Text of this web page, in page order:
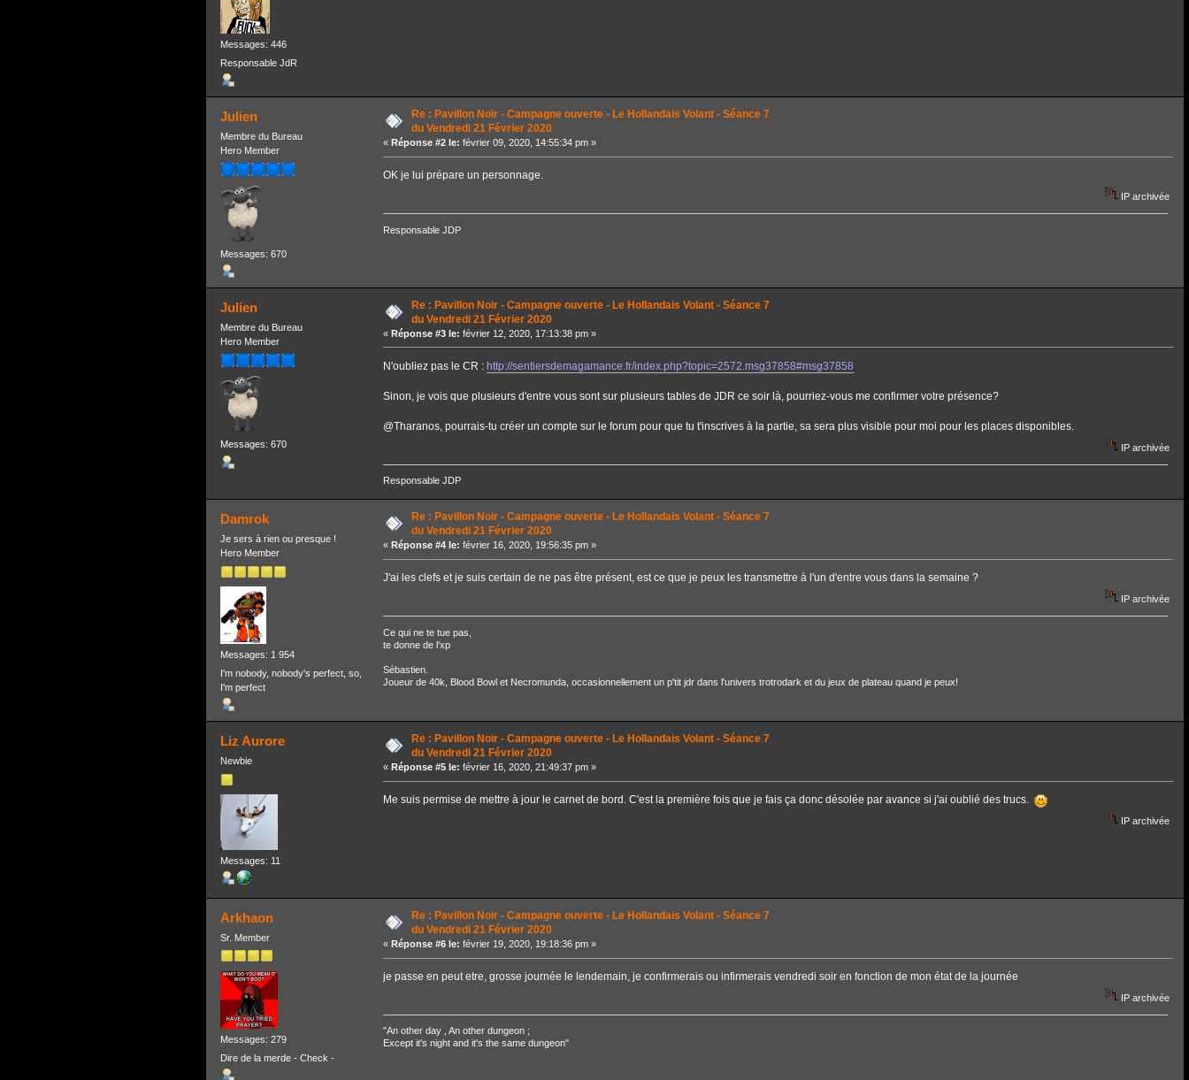
Messages: 446
Responsable JdR
Julien
Membre du Bureau
Hero Member
Messages: 670
Re : Pavillon Noir - Campagne ouverte - Le Hollandais Volant - Séance 7
du Vendredi 21 Février 2020
« Réponse #2 le: février 09, 2020, 14:55:34 pm »
OK je lui prépare un personnage.
IP archivée
Responsable JDP
Julien
Membre du Bureau
Hero Member
Messages: 670
Re : Pavillon Noir - Campagne ouverte - Le Hollandais Volant - Séance 7
du Vendredi 21 Février 2020
« Réponse #3 le: février 12, 2020, 17:13:38 pm »
N'oubliez pas le CR : http://sentiersdemagamance.fr/index.php?topic=2572.msg37858#msg37858
Sinon, je vois que plusieurs d'entre vous sont sur plusieurs tables de JDR ce soir là, pourriez-vous me confirmer votre présence?
@Tharanos, pourrais-tu créer un compte sur le forum pour que tu t'inscrives à la partie, sa sera plus visible pour moi pour les places disponibles.
IP archivée
Responsable JDP
Damrok
Je sers à rien ou presque !
Hero Member
Messages: 1 954
I'm nobody, nobody's perfect, so,
I'm perfect
Re : Pavillon Noir - Campagne ouverte - Le Hollandais Volant - Séance 7
du Vendredi 21 Février 2020
« Réponse #4 le: février 16, 2020, 19:56:35 pm »
J'ai les clefs et je suis certain de ne pas être présent, est ce que je peux les transmettre à l'un d'entre vous dans la semaine ?
IP archivée
Ce qui ne te tue pas,
te donne de l'xp
Sébastien.
Joueur de 40k, Blood Bowl et Necromunda, occasionnellement un p'tit jdr dans l'univers trotrodark et du jeux de plateau quand je peux!
Liz Aurore
Newbie
Messages: 11
Re : Pavillon Noir - Campagne ouverte - Le Hollandais Volant - Séance 7
du Vendredi 21 Février 2020
« Réponse #5 le: février 16, 2020, 21:49:37 pm »
Me suis permise de mettre à jour le carnet de bord. C'est la première fois que je fais ça donc désolée par avance si j'ai oublié des trucs.
IP archivée
Arkhaon
Sr. Member
Messages: 279
Dire de la merde - Check -
Re : Pavillon Noir - Campagne ouverte - Le Hollandais Volant - Séance 7
du Vendredi 21 Février 2020
« Réponse #6 le: février 19, 2020, 19:18:36 pm »
je passe en peut etre, grosse journée le lendemain, je confirmerais ou infirmerais vendredi soir en fonction de mon état de la journée
IP archivée
"An other day , An other dungeon ;
Except it's night and it's the same dungeon"